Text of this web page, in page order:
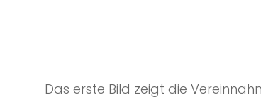
Das erste Bild zeigt die